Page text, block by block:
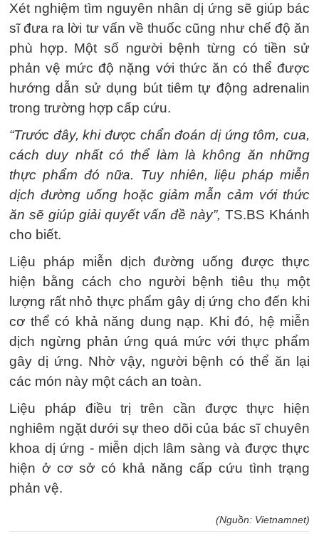
Xét nghiệm tìm nguyên nhân dị ứng sẽ giúp bác
sĩ đưa ra lời tư vấn về thuốc cũng như chế độ ăn
phù hợp. Một số người bệnh từng có tiền sử
phản vệ mức độ nặng với thức ăn có thể được
hướng dẫn sử dụng bút tiêm tự động adrenalin
trong trường hợp cấp cứu.
“Trước đây, khi được chẩn đoán dị ứng tôm, cua,
cách duy nhất có thể làm là không ăn những
thực phẩm đó nữa. Tuy nhiên, liệu pháp miễn
dịch đường uống hoặc giảm mẫn cảm với thức
ăn sẽ giúp giải quyết vấn đề này”, TS.BS Khánh
cho biết.
Liệu pháp miễn dịch đường uống được thực
hiện bằng cách cho người bệnh tiêu thụ một
lượng rất nhỏ thực phẩm gây dị ứng cho đến khi
cơ thể có khả năng dung nạp. Khi đó, hệ miễn
dịch ngừng phản ứng quá mức với thực phẩm
gây dị ứng. Nhờ vậy, người bệnh có thể ăn lại
các món này một cách an toàn.
Liệu pháp điều trị trên cần được thực hiện
nghiêm ngặt dưới sự theo dõi của bác sĩ chuyên
khoa dị ứng - miễn dịch lâm sàng và được thực
hiện ở cơ sở có khả năng cấp cứu tình trạng
phản vệ.
(Nguồn: Vietnamnet)